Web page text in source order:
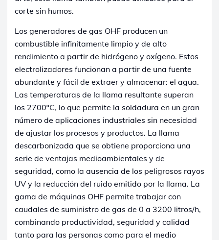
corte sin humos.
Los generadores de gas OHF producen un
combustible infinitamente limpio y de alto
rendimiento a partir de hidrógeno y oxígeno. Estos
electrolizadores funcionan a partir de una fuente
abundante y fácil de extraer y almacenar: el agua.
Las temperaturas de la llama resultante superan
los 2700ºC, lo que permite la soldadura en un gran
número de aplicaciones industriales sin necesidad
de ajustar los procesos y productos. La llama
descarbonizada que se obtiene proporciona una
serie de ventajas medioambientales y de
seguridad, como la ausencia de los peligrosos rayos
UV y la reducción del ruido emitido por la llama. La
gama de máquinas OHF permite trabajar con
caudales de suministro de gas de 0 a 3200 litros/h,
combinando productividad, seguridad y calidad
tanto para las personas como para el medio